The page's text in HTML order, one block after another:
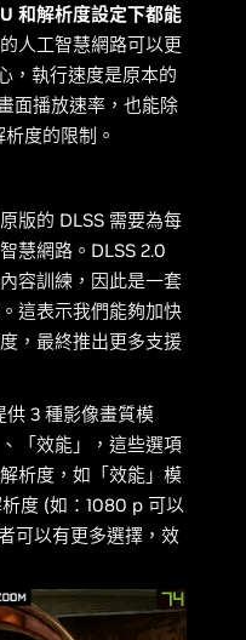
和解析度設定下都能
人工智慧網路可以更
，執行速度是原本的
面播放速率，也能除
度的限制。
原版的 DLSS 需要為每
慧網路。DLSS 2.0
容訓練，因此是一套
這表示我們能夠加快
，最終推出更多支援
供 3 種影像畫質模
「效能」，這些選項
析度，如「效能」模
度 (如：1080 p 可以
可以有更多選擇，效